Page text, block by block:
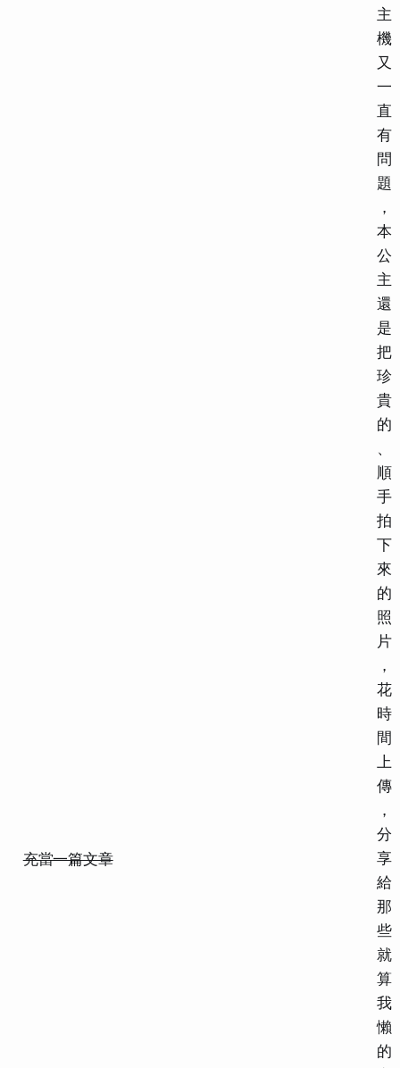
主
機
又
一
直
有
問
題
，
本
公
主
還
是
把
珍
貴
的
、
順
手
拍
下
來
的
照
片
，
花
時
間
上
傳
，
充當一篇文章
分
享
給
那
些
就
算
我
懶
的